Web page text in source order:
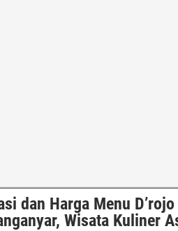
dan Harga Menu
Wisata Kuliner